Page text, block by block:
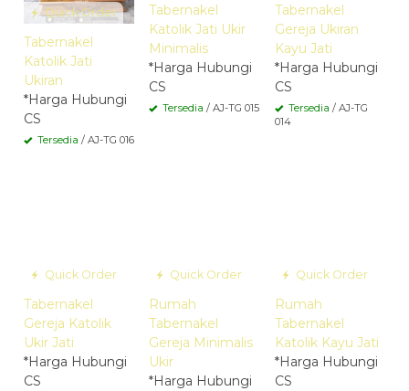
Quick Order
Tabernakel
Katolik Jati
Ukiran
*Harga Hubungi
CS
Tersedia / AJ-TG 016
Tabernakel
Katolik Jati Ukir
Minimalis
*Harga Hubungi
CS
Tersedia / AJ-TG 015
Tabernakel
Gereja Ukiran
Kayu Jati
*Harga Hubungi
CS
Tersedia / AJ-TG
014
Quick Order
Tabernakel
Gereja Katolik
Ukir Jati
*Harga Hubungi
CS
Quick Order
Rumah
Tabernakel
Gereja Minimalis
Ukir
*Harga Hubungi
Quick Order
Rumah
Tabernakel
Katolik Kayu Jati
*Harga Hubungi
CS